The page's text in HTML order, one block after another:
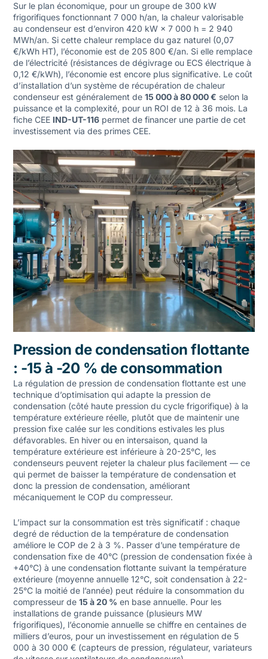
Sur le plan économique, pour un groupe de 300 kW
frigorifiques fonctionnant 7 000 h/an, la chaleur valorisable
au condenseur est d’environ 420 kW × 7 000 h = 2 940
MWh/an. Si cette chaleur remplace du gaz naturel (0,07
€/kWh HT), l’économie est de 205 800 €/an. Si elle remplace
de l’électricité (résistances de dégivrage ou ECS électrique à
0,12 €/kWh), l’économie est encore plus significative. Le coût
d’installation d’un système de récupération de chaleur
condenseur est généralement de 15 000 à 80 000 € selon la
puissance et la complexité, pour un ROI de 12 à 36 mois. La
fiche CEE IND-UT-116permet de financer une partie de cet
investissement via des primes CEE.
Pression de condensation flottante
: -15 à -20 % de consommation
La régulation de pression de condensation flottante est une
technique d’optimisation qui adapte la pression de
condensation (côté haute pression du cycle frigorifique) à la
température extérieure réelle, plutôt que de maintenir une
pression fixe calée sur les conditions estivales les plus
défavorables. En hiver ou en intersaison, quand la
température extérieure est inférieure à 20-25°C, les
condenseurs peuvent rejeter la chaleur plus facilement — ce
qui permet de baisser la température de condensation et
donc la pression de condensation, améliorant
mécaniquement le COP du compresseur.
L’impact sur la consommation est très significatif : chaque
degré de réduction de la température de condensation
améliore le COP de 2 à 3 %. Passer d’une température de
condensation fixe de 40°C (pression de condensation fixée à
+40°C) à une condensation flottante suivant la température
extérieure (moyenne annuelle 12°C, soit condensation à 22-
25°C la moitié de l’année) peut réduire la consommation du
compresseur de 15 à 20 % en base annuelle. Pour les
installations de grande puissance (plusieurs MW
frigorifiques), l’économie annuelle se chiffre en centaines de
milliers d’euros, pour un investissement en régulation de 5
000 à 30 000 € (capteurs de pression, régulateur, variateurs